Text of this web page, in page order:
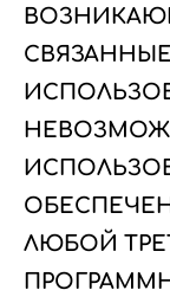
ЛЮБОЙ